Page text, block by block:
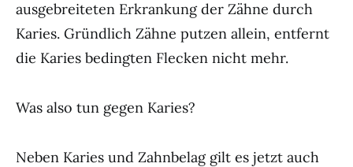
ausgebreiteten Erkrankung der Zähne durch
Karies. Gründlich Zähne putzen allein, entfernt
die Karies bedingten Flecken nicht mehr.
Was also tun gegen Karies?
Neben Karies und Zahnbelag gilt es jetzt auch